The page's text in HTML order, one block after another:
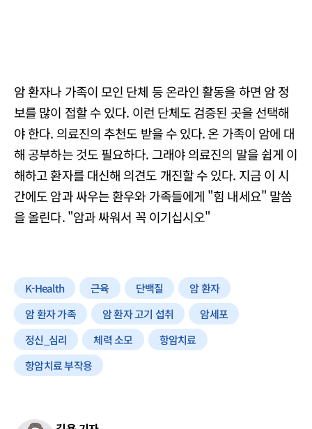
암 환자나 가족이 모인 단체 등 온라인 활동을 하면 암 정
보를 많이 접할 수 있다. 이런 단체도 검증된 곳을 선택해
야 한다. 의료진의 추천도 받을 수 있다. 온 가족이 암에 대
해 공부하는 것도 필요하다. 그래야 의료진의 말을 쉽게 이
해하고 환자를 대신해 의견도 개진할 수 있다. 지금 이 시
간에도 암과 싸우는 환우와 가족들에게 "힘 내세요" 말씀
을 올린다. "암과 싸워서 꼭 이기십시오"
K-Health 근육 단백질
암 환자
암 환자 가족
암 환자 고기 섭취
암세포
정신_심리
체력 소모
항암치료
항암치료 부작용